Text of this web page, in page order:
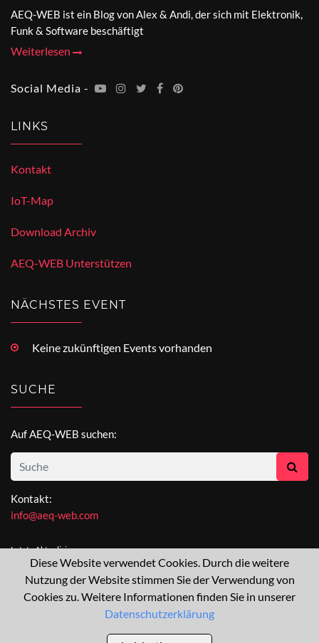
AEQ-WEB ist ein Blog von Alex & Andi, der sich mit Elektronik,
Funk & Software beschäftigt
Weiterlesen
Social Media -
LINKS
Kontakt
IoT-Map
Download Archiv
AEQ-WEB Unterstützen
NÄCHSTES EVENT
Keine zukünftigen Events vorhanden
SUCHE
Auf AEQ-WEB suchen:
Kontakt:
info@aeq-web.com
Letzte Aktualisierung:
[not available]
Diese Website verwendet Cookies. Durch die weitere
Nutzung der Website stimmen Sie der Verwendung von
Cookies zu. Weitere Informationen finden Sie in unserer
Datenschutzerklärung
AEQ-WEB © 2015-2026 All Right Reserved